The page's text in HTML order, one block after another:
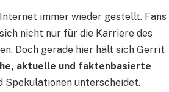
immer wieder gestellt. Fans
nicht nur für die Karriere des
Doch gerade hier hält sich Gerrit
aktuelle und faktenbasierte
Spekulationen unterscheidet.